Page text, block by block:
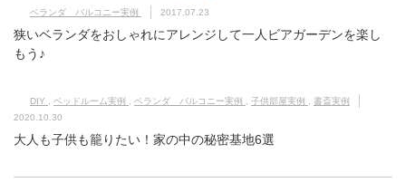
ベランダ バルコニー実例 2017.07.23
狭いベランダをおしゃれにアレンジして一人ビアガーデンを楽し
もう♪
DIY ベッドルーム実例 ベランダ バルコニー実例 子供部屋実例
書斎実例
2020.10.30
大人も子供も籠りたい！家の中の秘密基地6選